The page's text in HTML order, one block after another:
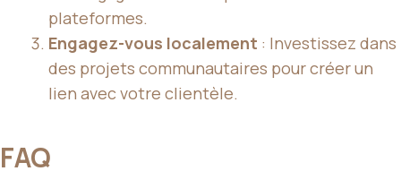
plateformes.
Engagez-vous localement : Investissez dans
des projets communautaires pour créer un
lien avec votre clientèle.
FAQ